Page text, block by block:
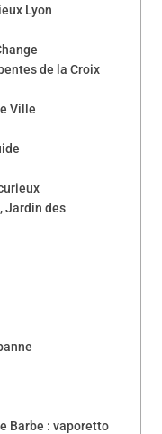
Lyon
de la Croix
Ville
Jardin des
Barbe : vaporetto